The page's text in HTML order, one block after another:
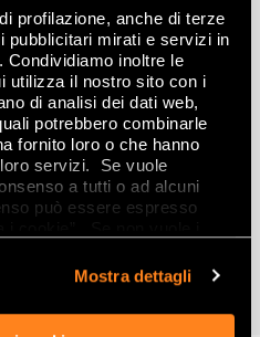
profilazione, anche di terze
pubblicitari mirati e servizi in
Condividiamo inoltre le
utilizza il nostro sito con i
di analisi dei dati web,
potrebbero combinarle
fornito loro o che hanno
servizi. Se vuole
a tutti o ad alcuni
può essere espresso
Mostra dettagli